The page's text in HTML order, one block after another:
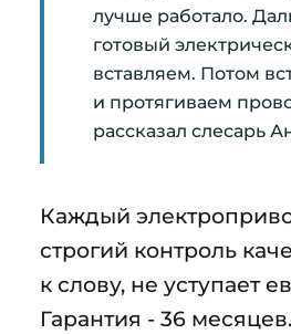
лучше работало.
готовый
вставляем. Потом
и протягиваем
рассказал слесарь
Каждый
строгий контроль
к слову, не уступает
Гарантия - 36